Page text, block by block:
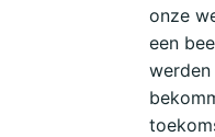
onze
een